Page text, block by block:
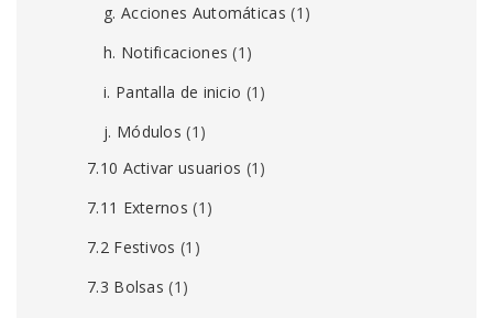
g. Acciones Automáticas (1)
h. Notificaciones (1)
i. Pantalla de inicio (1)
j. Módulos (1)
7.10 Activar usuarios (1)
7.11 Externos (1)
7.2 Festivos (1)
7.3 Bolsas (1)